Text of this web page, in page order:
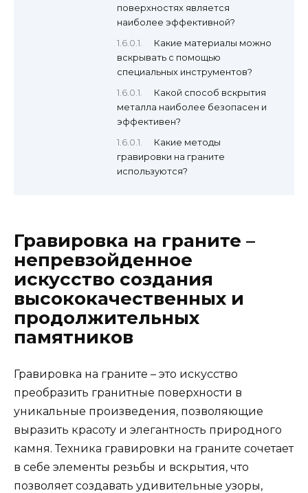
поверхностях является
наиболее эффективной?
Какие материалы можно
вскрывать с помощью
специальных инструментов?
Какой способ вскрытия
металла наиболее безопасен и
эффективен?
Какие методы
гравировки на граните
используются?
Гравировка на граните –
непревзойденное
искусство создания
высококачественных и
продолжительных
памятников
Гравировка на граните – это искусство
преобразить гранитные поверхности в
уникальные произведения, позволяющие
выразить красоту и элегантность природного
камня. Техника гравировки на граните сочетает
в себе элементы резьбы и вскрытия, что
позволяет создавать удивительные узоры,